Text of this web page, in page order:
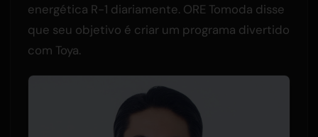
energética R-1 diariamente. ORE Tomoda disse
que seu objetivo é criar um programa divertido
com Toya.